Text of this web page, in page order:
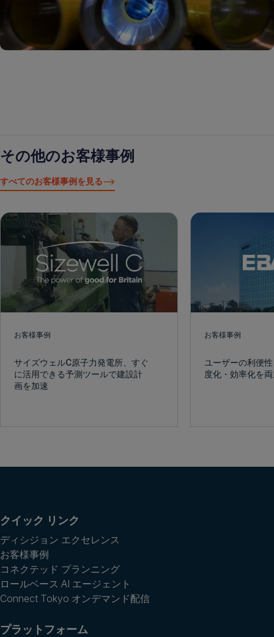
その他のお客様事例
すべてのお客様事例を見る
お客様事例
サイズウェルC原子力発電所、すぐ
に活用できる予測ツールで建設計
画を加速
お客様事例
ユーザーの利便
度化・効率化を
クイック リンク
ディシジョン エクセレンス
お客様事例
コネクテッド プランニング
ロールベース AI エージェント
Connect Tokyo オンデマンド配信
プラットフォーム